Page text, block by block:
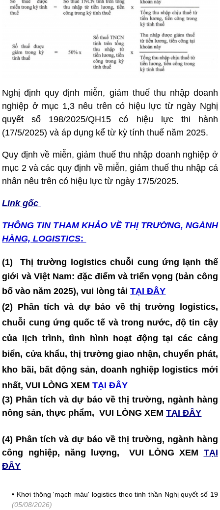
Nghị định quy định miễn, giảm thuế thu nhập doanh
nghiệp ở mục 1,3 nêu trên có hiệu lực từ ngày Nghị
quyết số 198/2025/QH15 có hiệu lực thi hành
(17/5/2025) và áp dụng kể từ kỳ tính thuế năm 2025.
Quy định về miễn, giảm thuế thu nhập doanh nghiệp ở
mục 2 và các quy định về miễn, giảm thuế thu nhập cá
nhân nêu trên có hiệu lực từ ngày 17/5/2025.
Link gốc
THÔNG TIN THAM KHẢO VỀ THỊ TRƯỜNG, NGÀNH
HÀNG, LOGISTICS:
(1)Thị trường logistics chuỗi cung ứng lạnh thế
giới và Việt Nam: đặc điểm và triển vọng (bản công
bố vào năm 2025), vui lòng tảiTẠI ĐÂY
(2) Phân tích và dự báo về thị trường logistics,
chuỗi cung ứng quốc tế và trong nước, độ tin cậy
của lịch trình, tình hình hoạt động tại các cảng
biển, cửa khẩu, thị trường giao nhận, chuyển phát,
kho bãi, bất động sản, doanh nghiệp logistics mới
nhất, VUI LÒNG XEM TẠI ĐÂY
(3) Phân tích và dự báo về thị trường, ngành hàng
nông sản, thực phẩm, VUI LÒNG XEMTẠI ĐÂY
(4) Phân tích và dự báo về thị trường, ngành hàng
công nghiệp, năng lượng, VUI LÒNG XEM TẠI
ĐÂY
• Khơi thông 'mạch máu' logistics theo tinh thần Nghị quyết số 19
(05/08/2026)